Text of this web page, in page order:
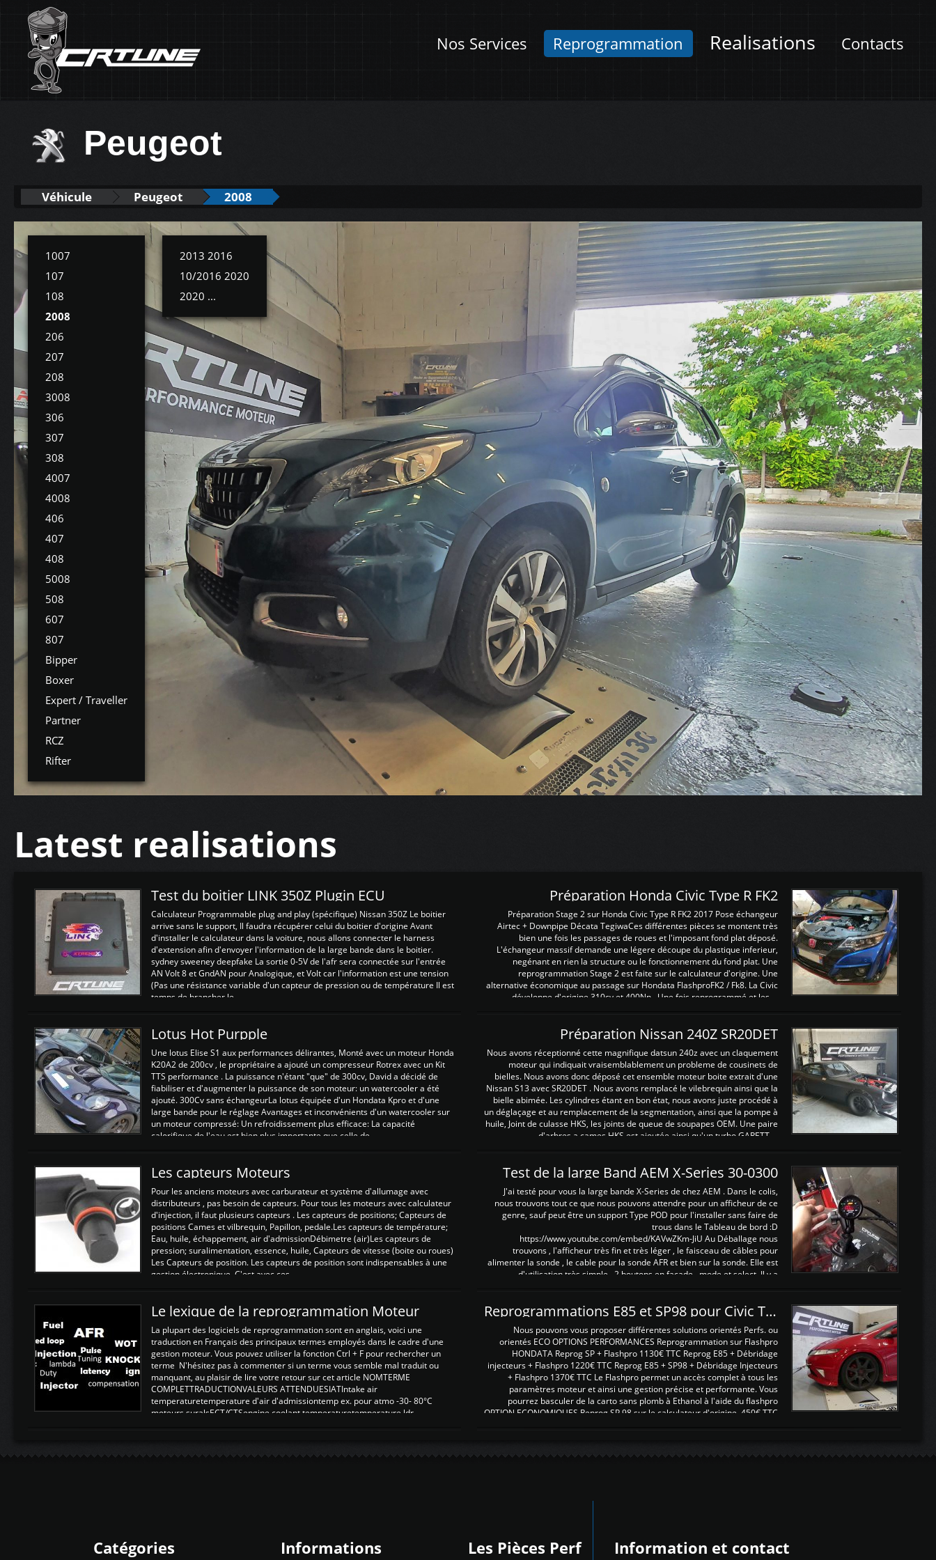
Nos Services Reprogrammation Realisations Contacts
Peugeot
Véhicule Peugeot 2008
1007
107
108
2008
206
207
208
3008
306
307
308
4007
4008
406
407
408
5008
508
607
807
Bipper
Boxer
Expert / Traveller
Partner
RCZ
Rifter
2013 2016
10/2016 2020
2020 ...
Latest realisations
Test du boitier LINK 350Z Plugin ECU
Calculateur Programmable plug and play (spécifique) Nissan 350Z Le boitier
arrive sans le support, Il faudra récupérer celui du boitier d'origine Avant
d'installer le calculateur dans la voiture, nous allons connecter le harness
d'extension afin d'envoyer l'information de la large bande dans le boitier.
sydney sweeney deepfake La sortie 0-5V de l'afr sera connectée sur l'entrée
AN Volt 8 et GndAN pour Analogique, et Volt car l'information est une tension
(Pas une résistance variable d'un capteur de pression ou de température Il est
temps de brancher le ...
Préparation Honda Civic Type R FK2
Préparation Stage 2 sur Honda Civic Type R FK2 2017 Pose échangeur
Airtec + Downpipe Décata TegiwaCes différentes pièces se montent très
bien une fois les passages de roues et l'imposant fond plat déposé.
L'échangeur massif demande une légere découpe du plastique inferieur,
negénant en rien la structure ou le fonctionnement du fond plat. Une
reprogrammation Stage 2 est faite sur le calculateur d'origine. Une
alternative économique au passage sur Hondata FlashproFK2 / Fk8. La Civic
développe d'origine 310cv et 400Nn , Une fois reprogrammé et les ...
Lotus Hot Purpple
Une lotus Elise S1 aux performances délirantes, Monté avec un moteur Honda
K20A2 de 200cv , le propriétaire a ajouté un compresseur Rotrex avec un Kit
TTS performance . La puissance n'étant "que" de 300cv, David a décidé de
fiabiliser et d'augmenter la puissance de son moteur: un watercooler a été
ajouté. 300Cv sans échangeurLa lotus équipée d'un Hondata Kpro et d'une
large bande pour le réglage Avantages et inconvénients d'un watercooler sur
un moteur compressé: Un refroidissement plus efficace: La capacité
calorifique de l'eau est bien plus importante que celle de ...
Préparation Nissan 240Z SR20DET
Nous avons réceptionné cette magnifique datsun 240z avec un claquement
moteur qui indiquait vraisemblablement un probleme de cousinets de
bielles. Nous avons donc déposé cet ensemble moteur boite extrait d'une
Nissan S13 avec SR20DET . Nous avons remplacé le vilebrequin ainsi que la
bielle abimée. Les cylindres étant en bon état, nous avons juste procédé à
un déglaçage et au remplacement de la segmentation, ainsi que la pompe à
huile, Joint de culasse HKS, les joints de queue de soupapes OEM. Une paire
d'arbres a cames HKS est ajoutée ainsi qu'un turbo GARETT ...
Les capteurs Moteurs
Pour les anciens moteurs avec carburateur et système d'allumage avec
distributeurs , pas besoin de capteurs. Pour tous les moteurs avec calculateur
d'injection, il faut plusieurs capteurs . Les capteurs de positions; Capteurs de
positions Cames et vilbrequin, Papillon, pedale.Les capteurs de température;
Eau, huile, échappement, air d'admissionDébimetre (air)Les capteurs de
pression; suralimentation, essence, huile, Capteurs de vitesse (boite ou roues)
Les Capteurs de position. Les capteurs de position sont indispensables à une
gestion électronique. C'est avec ces ...
Test de la large Band AEM X-Series 30-0300
J'ai testé pour vous la large bande X-Series de chez AEM . Dans le colis,
nous trouvons tout ce que nous pouvons attendre pour un afficheur de ce
genre, sauf peut être un support Type POD pour l'installer sans faire de
trous dans le Tableau de bord :D
https://www.youtube.com/embed/KAVwZKm-JiU Au Déballage nous
trouvons , l'afficheur très fin et très léger , le faisceau de câbles pour
alimenter la sonde , le cable pour la sonde AFR et bien sur la sonde. Elle est
d'utilisation très simple , 2 boutons en façade , mode et select. Il y a
Le lexique de la reprogrammation Moteur
La plupart des logiciels de reprogrammation sont en anglais, voici une
traduction en Français des principaux termes employés dans le cadre d'une
gestion moteur. Vous pouvez utiliser la fonction Ctrl + F pour rechercher un
terme N'hésitez pas à commenter si un terme vous semble mal traduit ou
manquant, au plaisir de lire votre retour sur cet article NOMTERME
COMPLETTRADUCTIONVALEURS ATTENDUESIATIntake air
temperaturetemperature d'air d'admissiontemp ex. pour atmo -30- 80°C
moteurs suralsECT/CTSengine coolant temperaturetemperature ldr
Reprogrammations E85 et SP98 pour Civic Type R FN2
Nous pouvons vous proposer différentes solutions orientés Perfs. ou
orientés ECO OPTIONS PERFORMANCES Reprogrammation sur Flashpro
HONDATA Reprog SP + Flashpro 1130€ TTC Reprog E85 + Débridage
injecteurs + Flashpro 1220€ TTC Reprog E85 + SP98 + Débridage Injecteurs
+ Flashpro 1370€ TTC Le Flashpro permet un accès complet à tous les
paramètres moteur et ainsi une gestion précise et performante. Vous
pourrez basculer de la carto sans plomb à Ethanol à l'aide du flashpro
OPTION ECONOMIQUES Reprog SP 98 sur le calculateur d'origine 450€ TTC
Catégories Informations Les Pièces Perf Information et contact